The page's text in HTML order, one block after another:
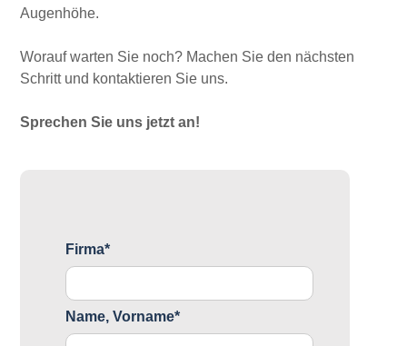
Augenhöhe.
Worauf warten Sie noch? Machen Sie den nächsten
Schritt und kontaktieren Sie uns.
Sprechen Sie uns jetzt an!
Firma*
Name, Vorname*